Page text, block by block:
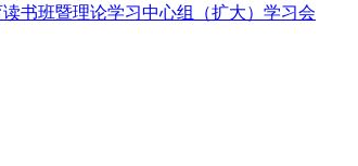
书班暨理论学习中心组（扩大）学习会